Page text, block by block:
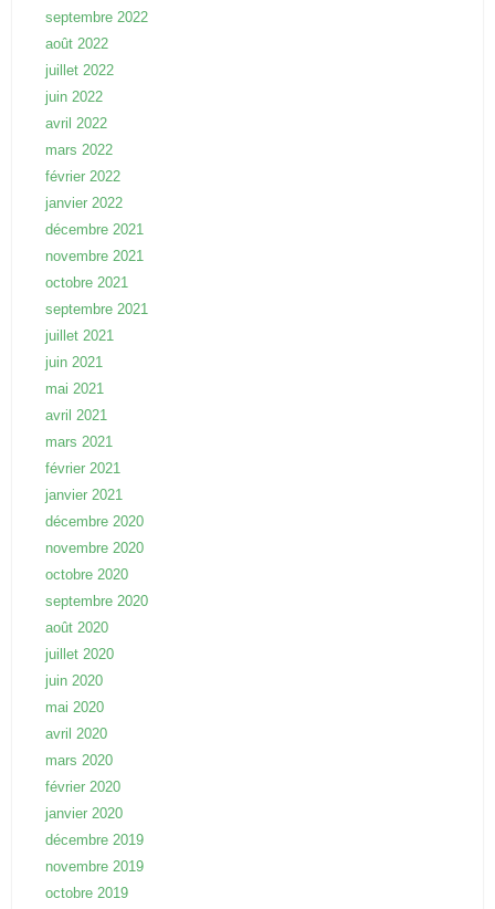
septembre 2022
août 2022
juillet 2022
juin 2022
avril 2022
mars 2022
février 2022
janvier 2022
décembre 2021
novembre 2021
octobre 2021
septembre 2021
juillet 2021
juin 2021
mai 2021
avril 2021
mars 2021
février 2021
janvier 2021
décembre 2020
novembre 2020
octobre 2020
septembre 2020
août 2020
juillet 2020
juin 2020
mai 2020
avril 2020
mars 2020
février 2020
janvier 2020
décembre 2019
novembre 2019
octobre 2019